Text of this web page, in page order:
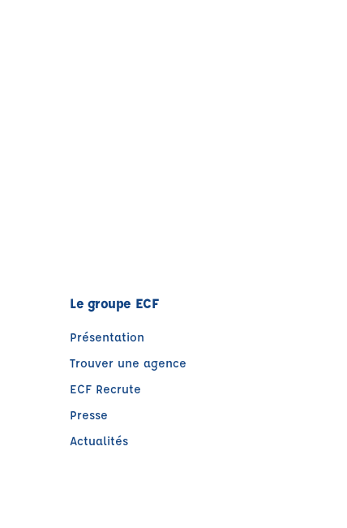
Le groupe ECF
Présentation
Trouver une agence
ECF Recrute
Presse
Actualités